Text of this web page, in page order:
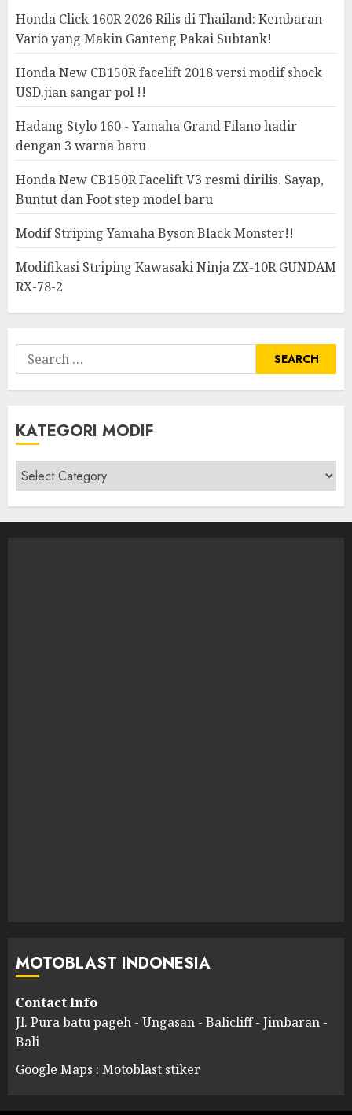
Honda Click 160R 2026 Rilis di Thailand: Kembaran
Vario yang Makin Ganteng Pakai Subtank!
Honda New CB150R facelift 2018 versi modif shock
USD.jian sangar pol !!
Hadang Stylo 160 - Yamaha Grand Filano hadir
dengan 3 warna baru
Honda New CB150R Facelift V3 resmi dirilis. Sayap,
Buntut dan Foot step model baru
Modif Striping Yamaha Byson Black Monster!!
Modifikasi Striping Kawasaki Ninja ZX-10R GUNDAM
RX-78-2
Search
for:
KATEGORI MODIF
Kategori
modif
MOTOBLAST INDONESIA
Contact Info
Jl. Pura batu pageh - Ungasan - Balicliff - Jimbaran -
Bali
Google Maps : Motoblast stiker